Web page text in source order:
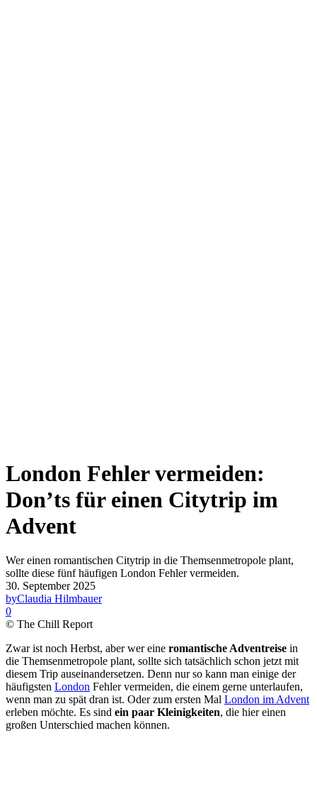
London Fehler vermeiden:
Don’ts für einen Citytrip im
Advent
Wer einen romantischen Citytrip in die Themsenmetropole plant,
sollte diese fünf häufigen London Fehler vermeiden.
30. September 2025
byClaudia Hilmbauer
0
© The Chill Report
Zwar ist noch Herbst, aber wer eine romantische Adventreise in
die Themsenmetropole plant, sollte sich tatsächlich schon jetzt mit
diesem Trip auseinandersetzen. Denn nur so kann man einige der
häufigsten London Fehler vermeiden, die einem gerne unterlaufen,
wenn man zu spät dran ist. Oder zum ersten Mal London im Advent
erleben möchte. Es sind ein paar Kleinigkeiten, die hier einen
großen Unterschied machen können.